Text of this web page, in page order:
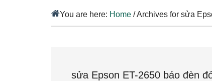
You are here: Home /Archives for sửa
sửa Epson ET-2650 báo đèn